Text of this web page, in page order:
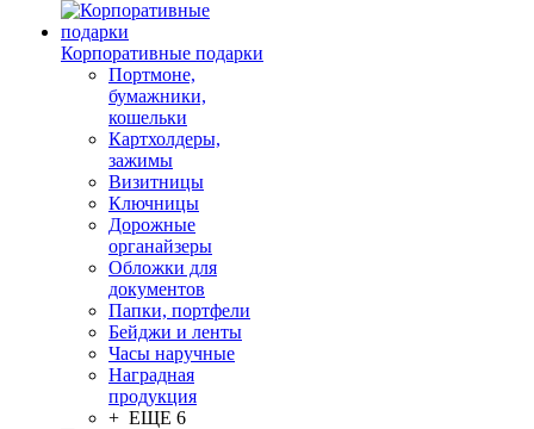
Корпоративные подарки
Портмоне,
бумажники,
кошельки
Картхолдеры,
зажимы
Визитницы
Ключницы
Дорожные
органайзеры
Обложки для
документов
Папки, портфели
Бейджи и ленты
Часы наручные
Наградная
продукция
+ ЕЩЕ 6